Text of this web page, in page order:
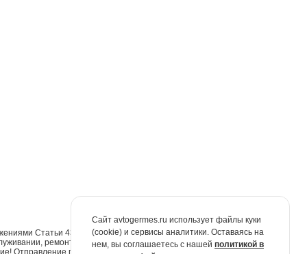
Статьи 437 Гражданского кодекса Российской Федерации. Для
ремонте и запасных частях обращайтесь в автосалоны
по электронной почте не признаётся юридически
Сайт avtogermes.ru использует файлы куки
(cookie) и сервисы аналитики. Оставаясь на
нем, вы соглашаетесь с нашей политикой в